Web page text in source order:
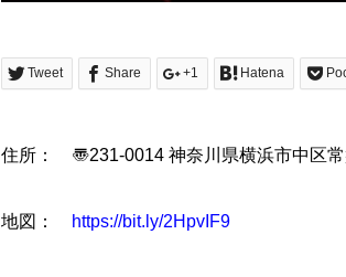
Tweet Share +1 Hatena
住所： 〠231-0014 神奈川県横浜市中区
地図： https://bit.ly/2HpvIF9